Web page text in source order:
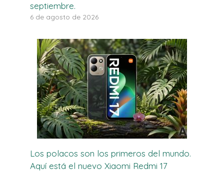
septiembre.
6 de agosto de 2026
Los polacos son los primeros del mundo.
Aquí está el nuevo Xiaomi Redmi 17